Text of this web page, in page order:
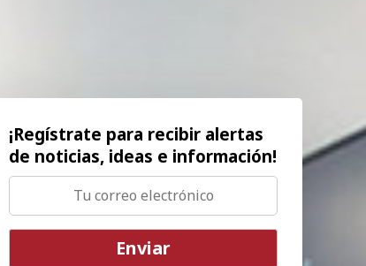
¡Regístrate para recibir alertas
de noticias, ideas e información!